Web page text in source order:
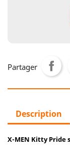
Partager
Description
X-MEN Kitty Pride